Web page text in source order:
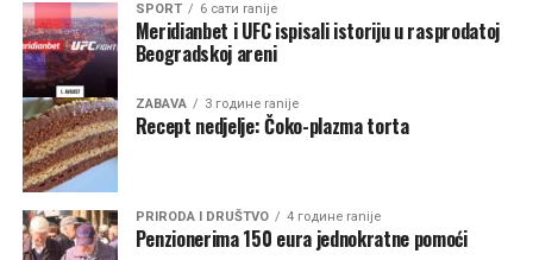
Program radionice realizovan je kroz diskusije, praktične
vježbe i primjere iz svakodnevnog života, uz aktivno
učešće prisutnih.
Edukatori na radionici bili su magistar ekonomije Mirsad
Dreić i magistar krivičnog prava Elma Balota, koji su
učesnicima približili teme iz oblasti mentalnog zdravlja i
ličnog razvoja.
SPORT 6 сати ranije
Meridianbet i UFC ispisali istoriju u rasprodatoj
Beogradskoj areni
ZABAVA 3 године ranije
Recept nedjelje: Čoko-plazma torta
PRIRODA I DRUŠTVO 4 године ranije
Penzionerima 150 eura jednokratne pomoći